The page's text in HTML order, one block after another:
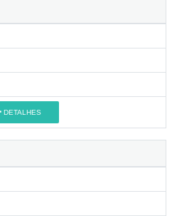
DETALHES